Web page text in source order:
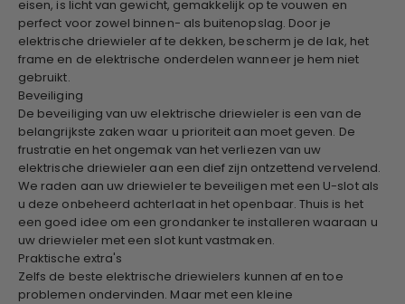
eisen, is licht van gewicht, gemakkelijk op te vouwen en
perfect voor zowel binnen- als buitenopslag. Door je
elektrische driewieler af te dekken, bescherm je de lak, het
frame en de elektrische onderdelen wanneer je hem niet
gebruikt.
Beveiliging
De beveiliging van uw elektrische driewieler is een van de
belangrijkste zaken waar u prioriteit aan moet geven. De
frustratie en het ongemak van het verliezen van uw
elektrische driewieler aan een dief zijn ontzettend vervelend.
We raden aan uw driewieler te beveiligen met een U-slot als
u deze onbeheerd achterlaat in het openbaar. Thuis is het
een goed idee om een ​​grondanker te installeren waaraan u
uw driewieler met een slot kunt vastmaken.
Praktische extra's
Zelfs de beste elektrische driewielers kunnen af ​​en toe
problemen ondervinden. Maar met een kleine